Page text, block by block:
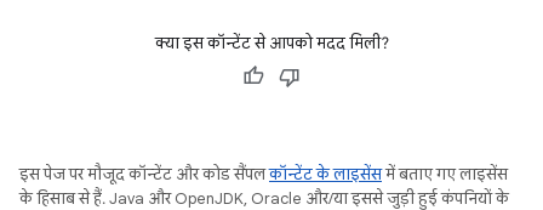
क्या इस कॉन्टेंट से आपको मदद मिली?
इस पेज पर मौजूद कॉन्टेंट और कोड सैंपलकॉन्टेंट के लाइसेंसमें बताए गए लाइसेंस
के हिसाब से हैं. Java और OpenJDK, Oracle और/या इससे जुड़ी हुई कंपनियों के